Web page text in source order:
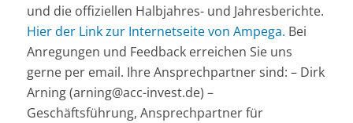
und die offiziellen Halbjahres- und Jahresberichte.
Hier der Link zur Internetseite von Ampega. Bei
Anregungen und Feedback erreichen Sie uns
gerne per email. Ihre Ansprechpartner sind: – Dirk
Arning (arning@acc-invest.de) –
Geschäftsführung, Ansprechpartner für